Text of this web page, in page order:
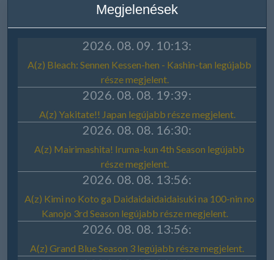
Megjelenések